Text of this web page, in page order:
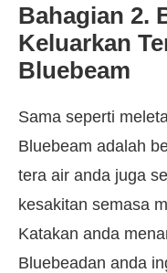
Bahagian 2.
Keluarkan
Bluebeam
Sama seperti
Bluebeam adalah
tera air anda juga
kesakitan semasa
Katakan anda
Bluebeadan anda